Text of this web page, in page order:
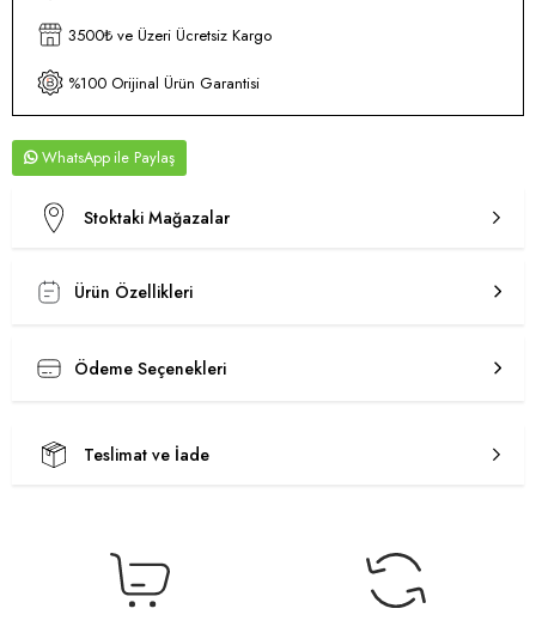
3500₺ ve Üzeri Ücretsiz Kargo
%100 Orijinal Ürün Garantisi
WhatsApp
Stoktaki Mağazalar
Ürün Özellikleri
Ödeme Seçenekleri
Teslimat ve İade